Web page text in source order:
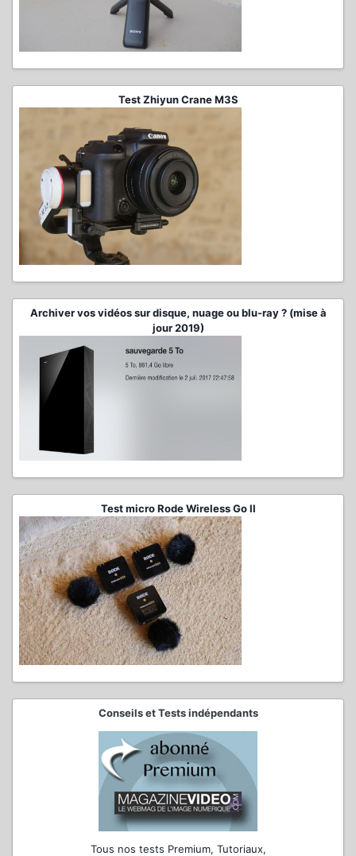
Test Zhiyun Crane M3S
Archiver vos vidéos sur disque, nuage ou blu-ray ? (mise à
jour 2019)
Test micro Rode Wireless Go II
Conseils et Tests indépendants
Tous nos tests Premium, Tutoriaux,